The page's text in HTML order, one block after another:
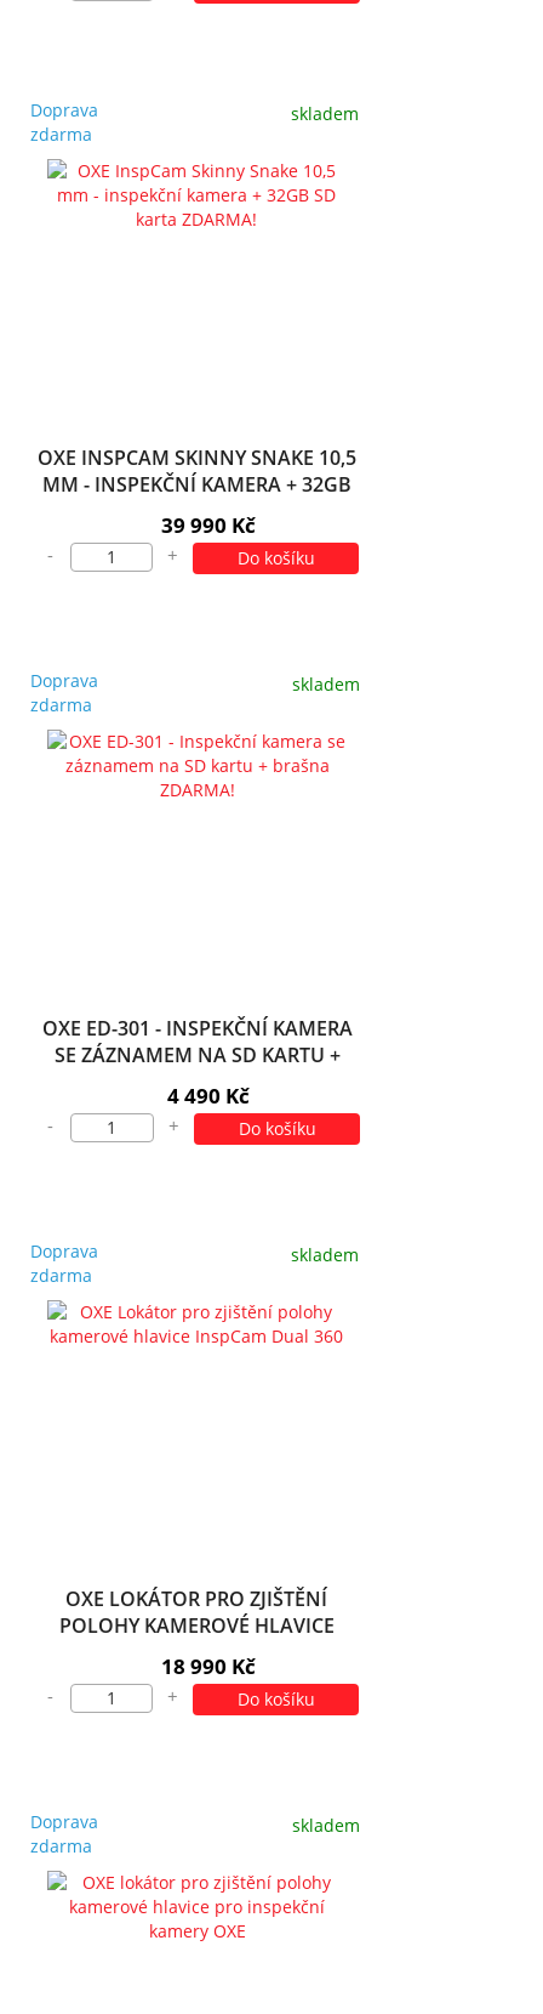
Doprava
zdarma
skladem
OXE INSPCAM SKINNY SNAKE 10,5
MM - INSPEKČNÍ KAMERA + 32GB
SD KARTA ZDARMA!
39 990 Kč
- + Do košíku
Doprava
zdarma
skladem
OXE ED-301 - INSPEKČNÍ KAMERA
SE ZÁZNAMEM NA SD KARTU +
BRAŠNA ZDARMA!
4 490 Kč
- + Do košíku
Doprava
zdarma
skladem
OXE LOKÁTOR PRO ZJIŠTĚNÍ
POLOHY KAMEROVÉ HLAVICE
INSPCAM DUAL 360
18 990 Kč
- + Do košíku
Doprava
zdarma
skladem